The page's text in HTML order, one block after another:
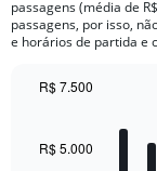
passagens (média de
passagens, por isso,
e horários de partida e
with
R$ 5.000
R$ 7.500